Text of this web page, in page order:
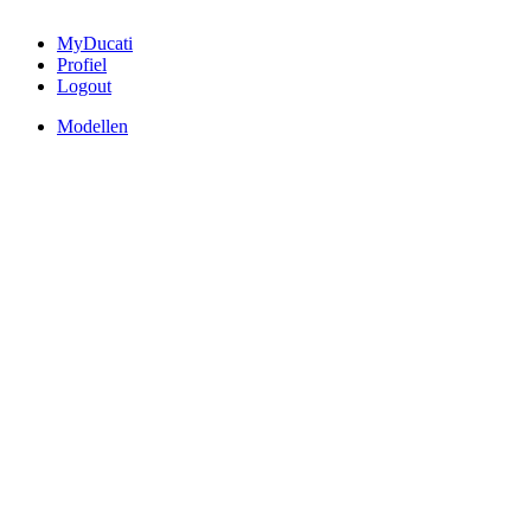
MyDucati
Profiel
Logout
Modellen